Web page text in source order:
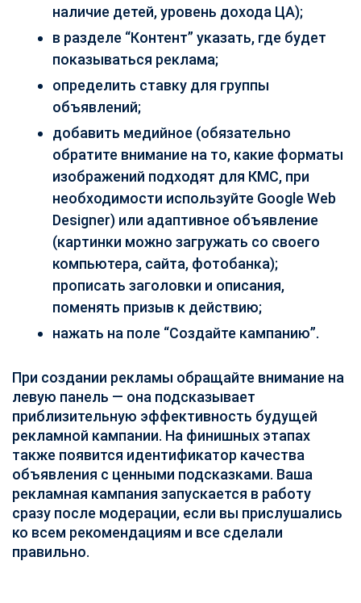
наличие детей, уровень дохода ЦА);
в разделе “Контент” указать, где будет
показываться реклама;
определить ставку для группы
объявлений;
добавить медийное (обязательно
обратите внимание на то, какие форматы
изображений подходят для КМС, при
необходимости используйте Google Web
Designer) или адаптивное объявление
(картинки можно загружать со своего
компьютера, сайта, фотобанка);
прописать заголовки и описания,
поменять призыв к действию;
нажать на поле “Создайте кампанию”.
При создании рекламы обращайте внимание на
левую панель — она подсказывает
приблизительную эффективность будущей
рекламной кампании. На финишных этапах
также появится идентификатор качества
объявления с ценными подсказками. Ваша
рекламная кампания запускается в работу
сразу после модерации, если вы прислушались
ко всем рекомендациям и все сделали
правильно.